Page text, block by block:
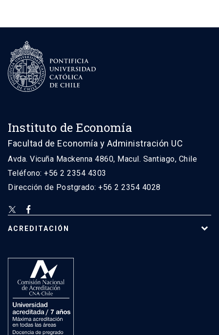
Instituto de Economía
Facultad de Economía y Administración UC
Avda. Vicuña Mackenna 4860, Macul. Santiago, Chile
Teléfono: +56 2 2354 4303
Dirección de Postgrado: +56 2 2354 4028
ACREDITACIÓN